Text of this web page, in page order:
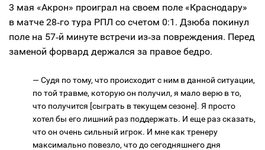
3 мая «Акрон» проиграл на своем поле «Краснодару»
в матче 28‑го тура РПЛ со счетом 0:1. Дзюба покинул
поле на 57‑й минуте встречи из‑за повреждения. Перед
заменой форвард держался за правое бедро.
— Судя по тому, что происходит с ним в данной ситуации,
по той травме, которую он получил, я мало верю в то,
что получится [сыграть в текущем сезоне]. Я просто
хотел бы его лишний раз поддержать. И еще раз сказать,
что он очень сильный игрок. И мне как тренеру
максимально повезло, что до сегодняшнего дня